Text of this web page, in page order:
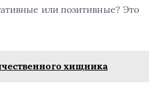
или позитивные? Это
хищника